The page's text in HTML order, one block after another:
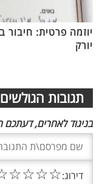
יוזמה פרטית: חיבור
יורק
תגובות
בניגוד לאחרים, דעתכם
דירוג:☆
☆
☆
☆